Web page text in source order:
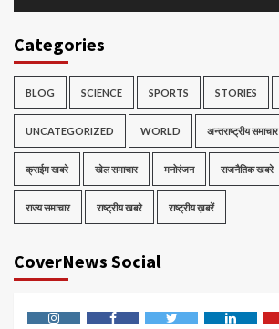
Categories
BLOG SCIENCE SPORTS STORIES
UNCATEGORIZED WORLD अन्तराष्ट्रीय समाचार
क्राईम खबरे खेल समाचार मनोरंजन राजनैतिक खबरे
राज्य समाचार राष्ट्रीय खबरे राष्ट्रीय ख़बरें
CoverNews Social